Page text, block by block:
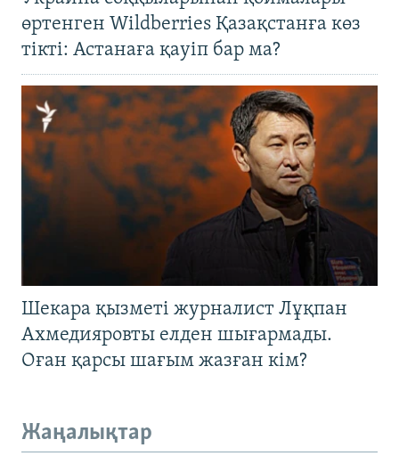
өртенген Wildberries Қазақстанға көз
тікті: Астанаға қауіп бар ма?
Шекара қызметі журналист Лұқпан
Ахмедияровты елден шығармады.
Оған қарсы шағым жазған кім?
Жаңалықтар